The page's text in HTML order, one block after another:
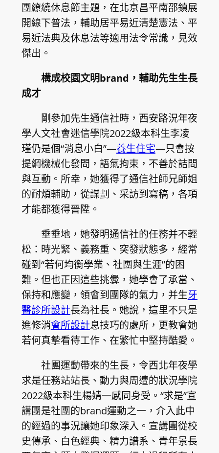
團繚繞休息節主題，在北京昌平南邵鎮展
開線下普法，輔助居平易近清楚憲法、平
易近法典及休息法等適用法令常識，見效
傑出。
構成校園文明brand，輔助先生生長
成才
剛參加先生通信社時，西安路況年夜
學人文社會迷信學院2022級本科生李凌
瑾仍是個“消息小白”—養生住宅—只會按
提綱機械化發問，語氣拘束，不善於詰問
與互動。所幸，她獲得了通信社師兄師姐
的耐煩輔助，從謀劃、采訪到寫稿，各項
才能都獲得晉陞。
垂垂地，她發明通信社的任務并不輕
松：時光緊、義務重、突發狀態多，經常
碰到“若何均衡學業、社團與生涯”的困
難。但也正因這些挑釁，她學會了承當、
保持和應變，領會到團隊的氣力，并生牙
醫診所設計長為社長。她說，這里不只是
進修消會所設計息技巧的處所，更教會她
若何真摯看待工作、在繁忙中堅持酷愛。
社團運動帶來的生長，令西北年夜學
求是任務站站長、動力與周遭的狀況學院
2022級本科生楊婧一感同身受。“求是”宣
講團是社團的brand運動之一，介入此中
的經過的事況讓她印象深入。宣講團從校
史傳承、白色經典、精力譜系、青年景長